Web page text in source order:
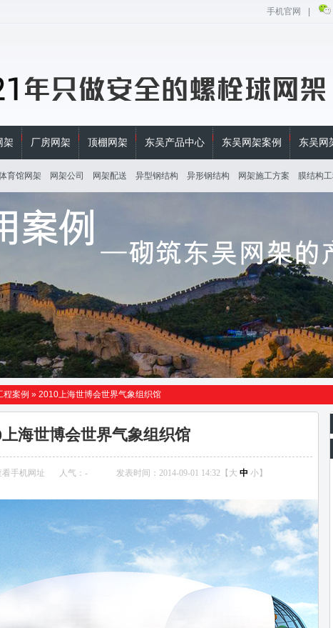
手机官网
架 厂房网架 顶棚网架 东吴产品中心 东吴网架案例 东吴网
育馆网架 网架公司 网架配送 异型钢结构 异形钢结构 网架施工方案 膜结构
程案例 » 2010上海世博会世界气象组织馆
上海世博会世界气象组织馆
看手机网址 人气： - 发表时间：2014-09-01 14:32【 大 中 小】